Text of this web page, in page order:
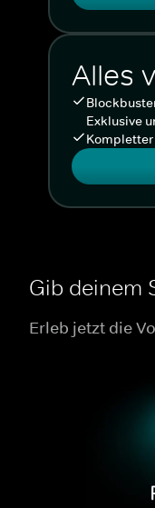
Alles
Exklusive
Kompletter
Gib deinem
Erleb jetzt die